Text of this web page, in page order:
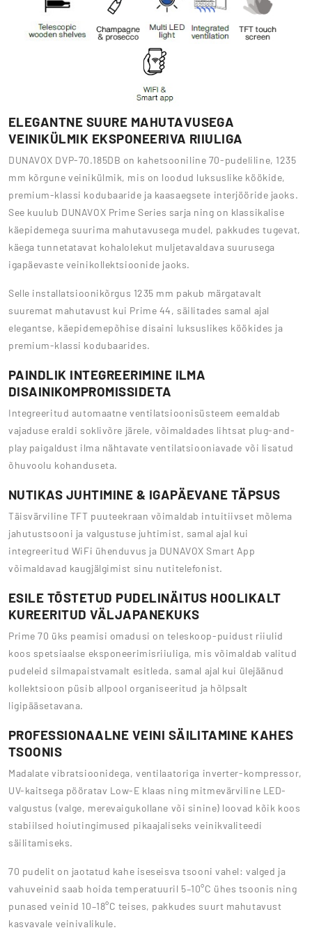
ELEGANTNE SUURE MAHUTAVUSEGA
VEINIKÜLMIK EKSPONEERIVA RIIULIGA
DUNAVOX DVP-70.185DB on kahetsooniline 70-pudeliline, 1235
mm kõrgune veinikülmik, mis on loodud luksuslike köökide,
premium-klassi kodubaaride ja kaasaegsete interjööride jaoks.
See kuulub DUNAVOX Prime Series sarja ning on klassikalise
käepidemega suurima mahutavusega mudel, pakkudes tugevat,
käega tunnetatavat kohalolekut muljetavaldava suurusega
igapäevaste veinikollektsioonide jaoks.
Selle installatsioonikõrgus 1235 mm pakub märgatavalt
suuremat mahutavust kui Prime 44, säilitades samal ajal
elegantse, käepidemepõhise disaini luksuslikes köökides ja
premium-klassi kodubaarides.
PAINDLIK INTEGREERIMINE ILMA
DISAINIKOMPROMISSIDETA
Integreeritud automaatne ventilatsioonisüsteem eemaldab
vajaduse eraldi soklivõre järele, võimaldades lihtsat plug-and-
play paigaldust ilma nähtavate ventilatsiooniavade või lisatud
õhuvoolu kohanduseta.
NUTIKAS JUHTIMINE & IGAPÄEVANE TÄPSUS
Täisvärviline TFT puuteekraan võimaldab intuitiivset mõlema
jahutustsooni ja valgustuse juhtimist, samal ajal kui
integreeritud WiFi ühenduvus ja DUNAVOX Smart App
võimaldavad kaugjälgimist sinu nutitelefonist.
ESILE TÕSTETUD PUDELINÄITUS HOOLIKALT
KUREERITUD VÄLJAPANEKUKS
Prime 70 üks peamisi omadusi on teleskoop-puidust riiulid
koos spetsiaalse eksponeerimisriiuliga, mis võimaldab valitud
pudeleid silmapaistvamalt esitleda, samal ajal kui ülejäänud
kollektsioon püsib allpool organiseeritud ja hõlpsalt
ligipääsetavana.
PROFESSIONAALNE VEINI SÄILITAMINE KAHES
TSOONIS
Madalate vibratsioonidega, ventilaatoriga inverter-kompressor,
UV-kaitsega pööratav Low-E klaas ning mitmevärviline LED-
valgustus (valge, merevaigukollane või sinine) loovad kõik koos
stabiilsed hoiutingimused pikaajaliseks veinikvaliteedi
säilitamiseks.
70 pudelit on jaotatud kahe iseseisva tsooni vahel: valged ja
vahuveinid saab hoida temperatuuril 5–10°C ühes tsoonis ning
punased veinid 10–18°C teises, pakkudes suurt mahutavust
kasvavale veinivalikule.